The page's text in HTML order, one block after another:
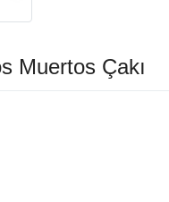
Muertos Çakı